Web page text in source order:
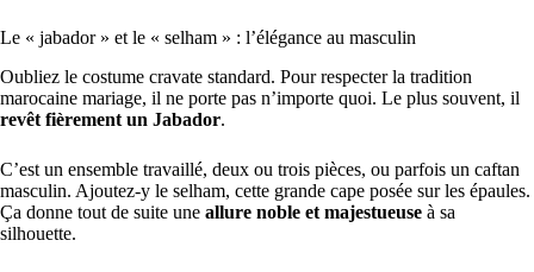
Le « jabador » et le « selham » : l’élégance au masculin
Oubliez le costume cravate standard. Pour respecter la tradition
marocaine mariage, il ne porte pas n’importe quoi. Le plus souvent, il
revêt fièrement un Jabador.
C’est un ensemble travaillé, deux ou trois pièces, ou parfois un caftan
masculin. Ajoutez-y le selham, cette grande cape posée sur les épaules.
Ça donne tout de suite une allure noble et majestueuse à sa
silhouette.